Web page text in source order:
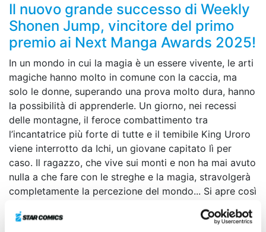
Il nuovo grande successo di Weekly
Shonen Jump, vincitore del primo
premio ai Next Manga Awards 2025!
In un mondo in cui la magia è un essere vivente, le arti
magiche hanno molto in comune con la caccia, ma
solo le donne, superando una prova molto dura, hanno
la possibilità di apprenderle. Un giorno, nei recessi
delle montagne, il feroce combattimento tra
l’incantatrice più forte di tutte e il temibile King Uroro
viene interrotto da Ichi, un giovane capitato lì per
caso. Il ragazzo, che vive sui monti e non ha mai avuto
nulla a che fare con le streghe e la magia, stravolgerà
completamente la percezione del mondo... Si apre così
caccia e della magia!